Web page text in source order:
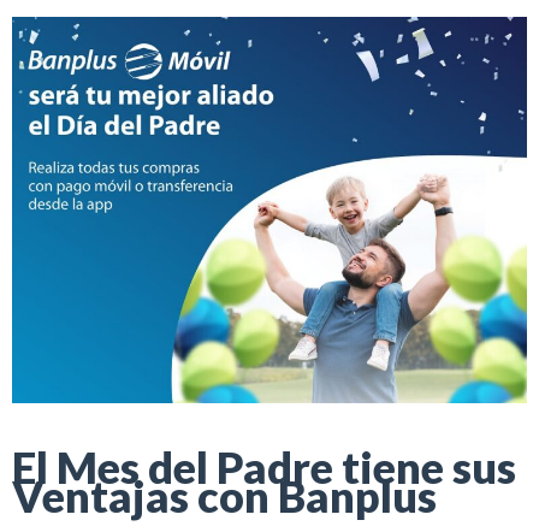
El Mes del Padre tiene sus
Ventajas con Banplus